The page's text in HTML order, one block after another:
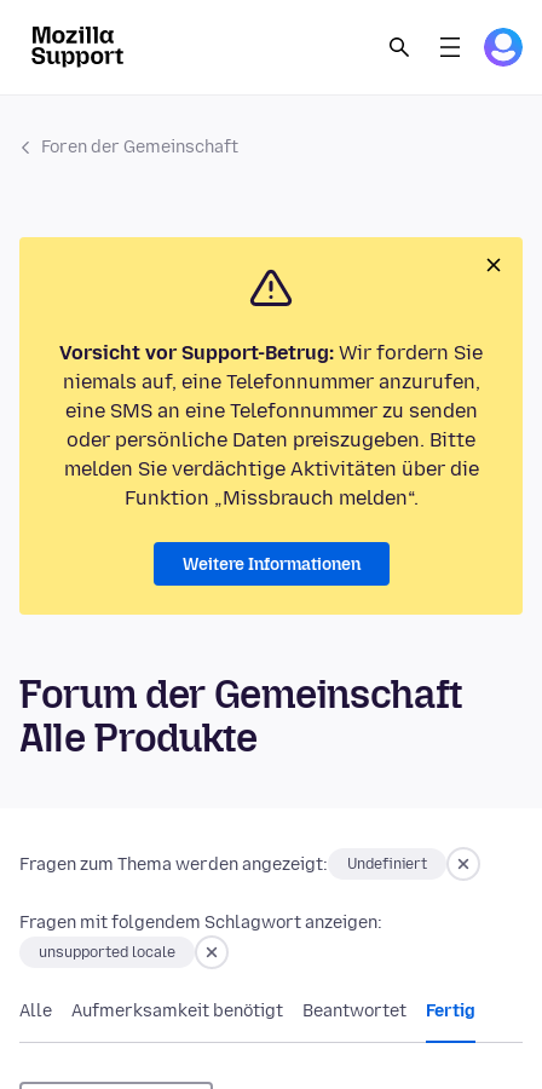
Foren der Gemeinschaft
Vorsicht vor Support-Betrug: Wir fordern Sie
niemals auf, eine Telefonnummer anzurufen,
eine SMS an eine Telefonnummer zu senden
oder persönliche Daten preiszugeben. Bitte
melden Sie verdächtige Aktivitäten über die
Funktion „Missbrauch melden“.
Weitere Informationen
Forum der Gemeinschaft
Alle Produkte
Fragen zum Thema werden angezeigt: Undefiniert
Fragen mit folgendem Schlagwort anzeigen:
unsupported locale
Alle Aufmerksamkeit benötigt Beantwortet Fertig